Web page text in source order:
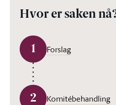
Hvor er saken
1 Forslag
2 Komitébehandling